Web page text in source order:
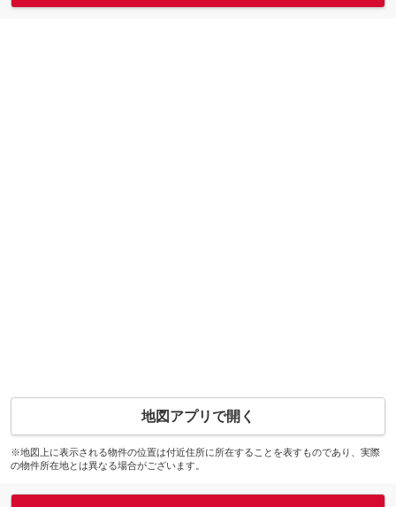
地図アプリで開く
※地図上に表示される物件の位置は付近住所に所在することを表すものであり、実際
の物件所在地とは異なる場合がございます。